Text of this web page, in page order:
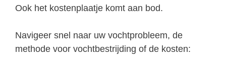
Ook het kostenplaatje komt aan bod.
Navigeer snel naar uw vochtprobleem, de
methode voor vochtbestrijding of de kosten: